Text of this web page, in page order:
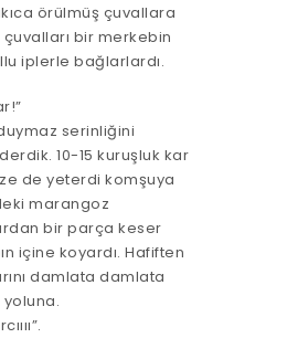
örülmüş çuvallara
bir merkebin
iplerle bağlarlardı.
serinliğini
10-15 kuruşluk kar
de yeterdi komşuya
marangoz
bir parça keser
içine koyardı. Hafiften
damlata damlata